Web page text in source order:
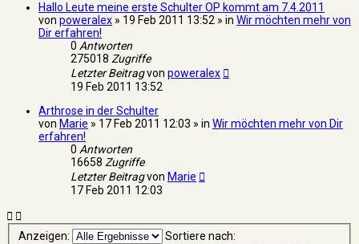
Hallo Leute meine erste Schulter OP kommt am 7.4.2011
von poweralex » 19 Feb 2011 13:52 » in Wir möchten mehr von
Dir erfahren!
0 Antworten
275018 Zugriffe
Letzter Beitragvon poweralex
19 Feb 2011 13:52
Arthrose in der Schulter
von Marie » 17 Feb 2011 12:03 » in Wir möchten mehr von Dir
erfahren!
0 Antworten
16658 Zugriffe
Letzter Beitragvon Marie
17 Feb 2011 12:03
Anzeigen:
Sortiere nach: